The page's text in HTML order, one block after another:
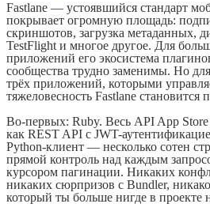
Fastlane — устоявшийся стандарт
покрывает огромную площадь:
скриншотов, загрузка метаданных,
TestFlight и многое другое. Для
приложений его экосистема
сообщества трудно заменимы. Но
трёх приложений, которыми
тяжеловесность Fastlane становится
Во-первых: Ruby. Весь API App
как REST API с JWT-
Python-клиент — несколько сотен
прямой контроль над каждым
курсором пагинации. Никаких
никаких сюрпризов с Bundler,
который ты больше нигде в проекте